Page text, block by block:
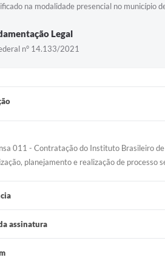
na modalidade presencial no município
Legal
n° 14.133/2021
011 - Contratação do Instituto Brasileiro
planejamento e realização de processo
assinatura